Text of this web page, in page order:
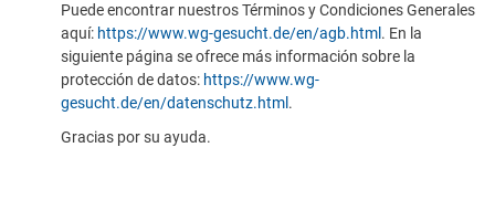
Puede encontrar nuestros Términos y Condiciones Generales
aquí: https://www.wg-gesucht.de/en/agb.html . En la
siguiente página se ofrece más información sobre la
protección de datos: https://www.wg-
gesucht.de/en/datenschutz.html .
Gracias por su ayuda.